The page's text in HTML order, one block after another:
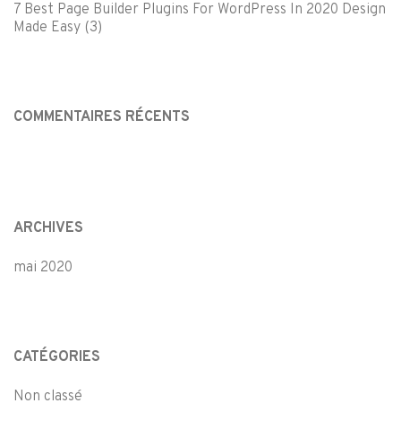
7 Best Page Builder Plugins For WordPress In 2020 Design
Made Easy (3)
COMMENTAIRES RÉCENTS
ARCHIVES
mai 2020
CATÉGORIES
Non classé